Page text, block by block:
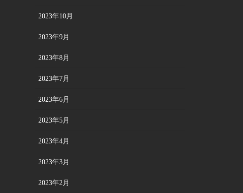
2023年10月
2023年9月
2023年8月
2023年7月
2023年6月
2023年5月
2023年4月
2023年3月
2023年2月